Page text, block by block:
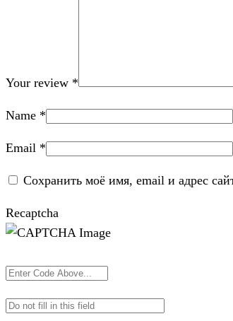
Your review *
Name *
Email *
Сохранить моё имя, email и адрес
Recaptcha